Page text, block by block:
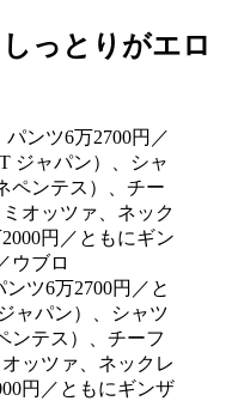
っとりがエロ
ツ6万2700円／と
ャパン）、シャツ
ンテス）、チーフ
ッツァ、ネックレ
円／ともにギンザ